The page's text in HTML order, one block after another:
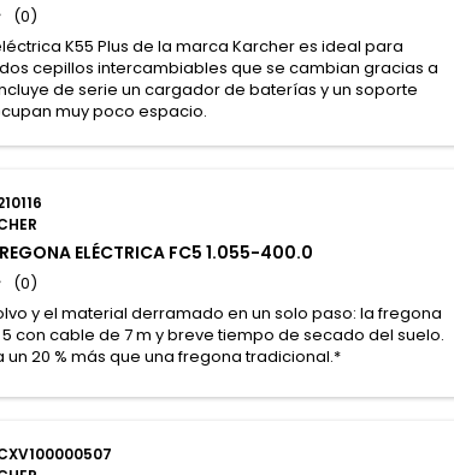
(0)
K55 Plus de la marca Karcher es ideal para
cepillos intercambiables que se cambian gracias a
de serie un cargador de baterías y un soporte
muy poco espacio.
ELÉCTRICA FC5 1.055-400.0
(0)
y el material derramado en un solo paso: la fregona
con cable de 7 m y breve tiempo de secado del suelo.
un 20 % más que una fregona tradicional.*